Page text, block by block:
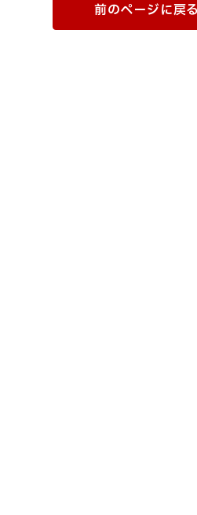
前のページに戻る